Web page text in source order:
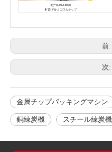
モデル:BM-1090
材質:アルミニウムチップ
前:
次:
金属チップパッキングマシン
銅練炭機 スチール練炭機